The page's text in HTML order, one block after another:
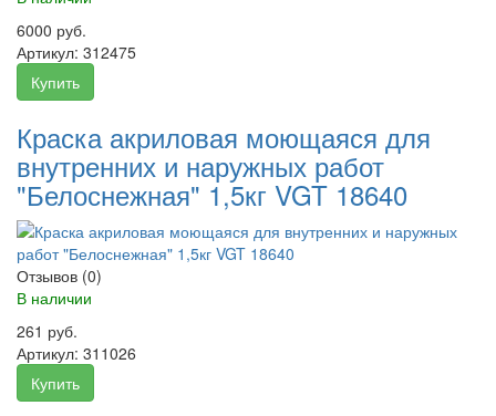
6000 руб.
Артикул: 312475
Купить
Краска акриловая моющаяся для
внутренних и наружных работ
"Белоснежная" 1,5кг VGT 18640
Отзывов (0)
В наличии
261 руб.
Артикул: 311026
Купить